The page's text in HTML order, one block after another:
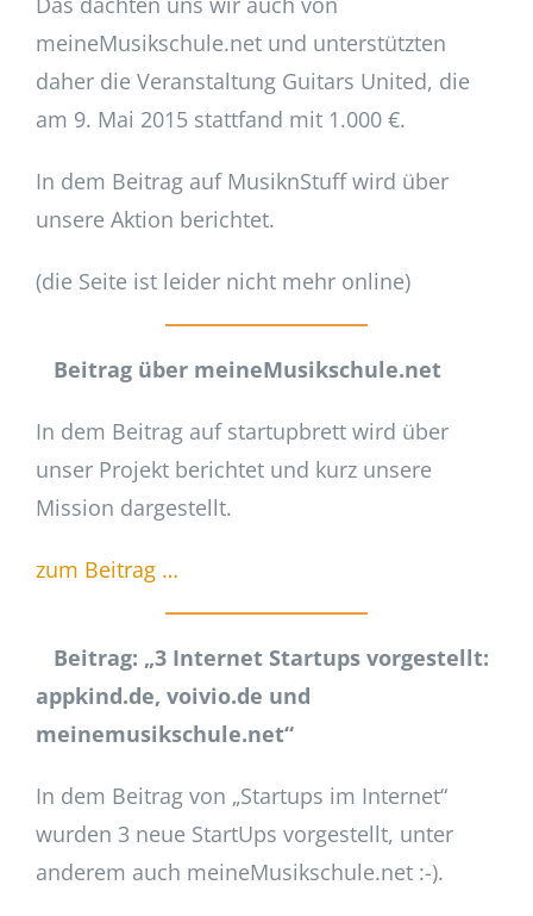
meineMusikschule.net und unterstützten
daher die Veranstaltung Guitars United, die
am 9. Mai 2015 stattfand mit 1.000 €.
In dem Beitrag auf MusiknStuff wird über
unsere Aktion berichtet.
(die Seite ist leider nicht mehr online)
Beitrag über meineMusikschule.net
In dem Beitrag auf startupbrett wird über
unser Projekt berichtet und kurz unsere
Mission dargestellt.
zum Beitrag …
Beitrag: „3 Internet Startups vorgestellt:
appkind.de, voivio.de und
meinemusikschule.net“
In dem Beitrag von „Startups im Internet“
wurden 3 neue StartUps vorgestellt, unter
anderem auch meineMusikschule.net :-).